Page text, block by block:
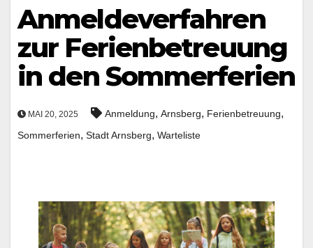
Anmeldeverfahren
zur Ferienbetreuung
in den Sommerferien
MAI 20, 2025 Anmeldung, Arnsberg, Ferienbetreuung,
Sommerferien, Stadt Arnsberg, Warteliste